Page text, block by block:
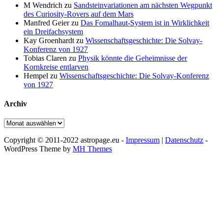
M Wendrich zu Sandsteinvariationen am nächsten Wegpunkt
des Curiosity-Rovers auf dem Mars
Manfred Geierzu Das Fomalhaut-System ist in Wirklichkeit
ein Dreifachsystem
Kay Groenhardt zu Wissenschaftsgeschichte: Die Solvay-
Konferenz von 1927
Tobias Claren zu Physik könnte die Geheimnisse der
Kornkreise entlarven
Hempel zu Wissenschaftsgeschichte: Die Solvay-Konferenz
von 1927
Archiv
Archiv
Copyright © 2011-2022 astropage.eu - Impressum | Datenschutz -
WordPress Theme by MH Themes